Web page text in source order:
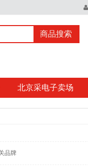
商品搜索
北京采电子卖场
品牌